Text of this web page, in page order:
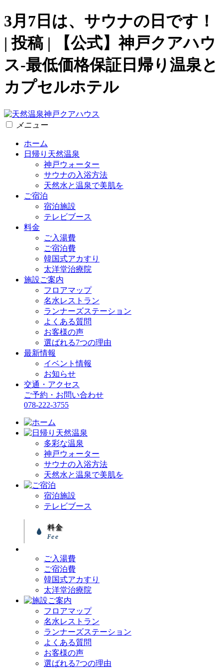
3月7日は、サウナの日です！
| 投稿 | 【公式】神戸クアハウ
ス-最低価格保証日帰り温泉と
カプセルホテル
メニュー
ホーム
日帰り天然温泉
神戸ウォーター
サウナの入浴方法
天然水と温泉で美肌を
ご宿泊
宿泊施設
テレビブース
料金
ご入湯費
ご宿泊費
韓国式アカすり
太洋堂治療院
施設ご案内
フロアマップ
名水レストラン
ランナーズステーション
よくある質問
お客様の声
選ばれる7つの理由
最新情報
イベント情報
お知らせ
交通・アクセス
ご予約・お問い合わせ
078-222-3755
多彩な温泉
神戸ウォーター
サウナの入浴方法
天然水と温泉で美肌を
宿泊施設
テレビブース
ご入湯費
ご宿泊費
韓国式アカすり
太洋堂治療院
フロアマップ
名水レストラン
ランナーズステーション
よくある質問
お客様の声
選ばれる7つの理由